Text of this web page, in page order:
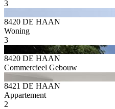
3
8420 DE HAAN
Woning
3
8420 DE HAAN
Commercieel Gebouw
8421 DE HAAN
Appartement
2